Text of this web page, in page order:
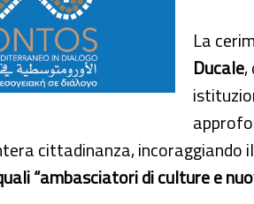
La
Ducale,
cittadinanza, incoraggiando
“ambasciatori di culture e